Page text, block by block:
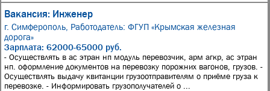
Вакансия: Инженер
г. Симферополь, Работодатель: ФГУП «Крымская железная
дорога»
Зарплата: 62000-65000 руб.
- Осуществлять в ас этран нп модуль перевозчик, арм агкр, ас этран
нп. оформление документов на перевозку порожних вагонов, грузов. -
Осуществлять выдачу квитанции грузоотправителям о приёме груза к
перевозке. - Информировать грузополучателей о ...